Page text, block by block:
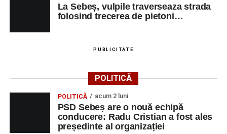
La Sebeș, vulpile traverseaza strada
folosind trecerea de pietoni…
PUBLICITATE
POLITICĂ
POLITICĂ acum 2 luni
PSD Sebeș are o nouă echipă
conducere: Radu Cristian a fost ales
președinte al organizației